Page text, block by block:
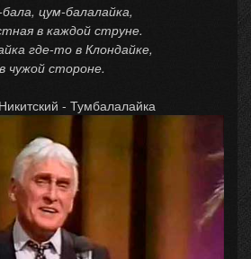
цум-балалайка,
в каждой струне.
где-то в Клондайке,
чужой стороне.
- Тумбалалайка